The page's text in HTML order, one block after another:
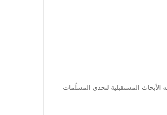
الأبحاث المستقبلية لتحدي المسلّمات